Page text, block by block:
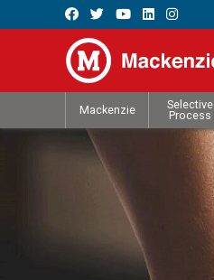
Mackenzie
Selective
Process